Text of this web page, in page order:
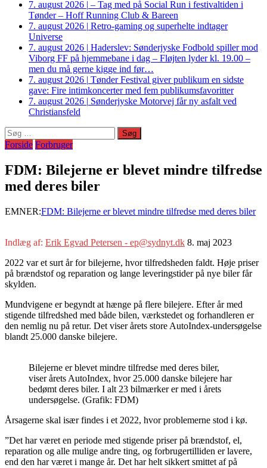
7. august 2026 | – Tag med på Social Run i festivaltiden i
Tønder – Hoff Running Club & Bareen
7. august 2026 | Retro-gaming og superhelte indtager
Universe
7. august 2026 | Haderslev: Sønderjyske Fodbold spiller mod
Viborg FF på hjemmebane i dag – Fløjten lyder kl. 19.00 –
men du må gerne kigge ind før…
7. august 2026 | Tønder Festival giver publikum en sidste
gave: Fire intimkoncerter med fem publikumsfavoritter
7. august 2026 | Sønderjyske Motorvej får ny asfalt ved
Christiansfeld
Søg
efter:
Forside Forbruger
FDM: Bilejerne er blevet mindre tilfredse
med deres biler
EMNER:FDM: Bilejerne er blevet mindre tilfredse med deres biler
Indlæg af: Erik Egvad Petersen - ep@sydnyt.dk 8. maj 2023
2022 var et surt år for bilejerne, hvor tilfredsheden faldt. Høje priser
på brændstof og reparation og lange leveringstider på nye biler får
skylden.
Mundvigene er begyndt at hænge på flere bilejere. Efter år med
stigende tilfredshed med både bilen, værkstedet og forhandleren er
den nemlig nu på retur. Det viser årets store AutoIndex-undersøgelse
blandt 25.000 danske bilejere.
Bilejerne er blevet mindre tilfredse med deres biler,
viser årets AutoIndex, hvor 25.000 danske bilejere har
bedømt deres biler. I alt 23 bilmærker er med i årets
undersøgelse. (Grafik: FDM)
Årsagerne skal især findes i et 2022, hvor problemerne stod i kø.
”Det har været en periode med stigende priser på brændstof, el,
reparation og alle mulige andre ting, og forbrugertilliden er lavere,
end den har været i mange år. Det har helt sikkert smittet af på